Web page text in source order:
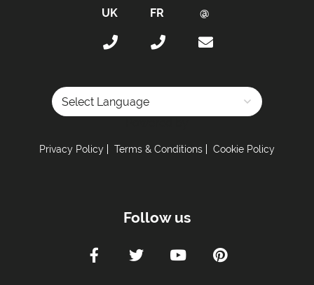
Privacy Policy Terms & Conditions Cookie Policy
Follow us